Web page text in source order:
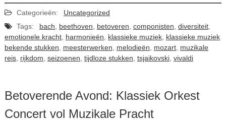
Categorieën:
Uncategorized
Tags:
bach, beethoven, betoveren, componisten, diversiteit,
emotionele kracht, harmonieën, klassieke muziek, klassieke muziek
bekende stukken, meesterwerken, melodieën, mozart, muzikale
reis, rijkdom, seizoenen, tijdloze stukken, tsjaikovski, vivaldi
Betoverende Avond: Klassiek Orkest
Concert vol Muzikale Pracht